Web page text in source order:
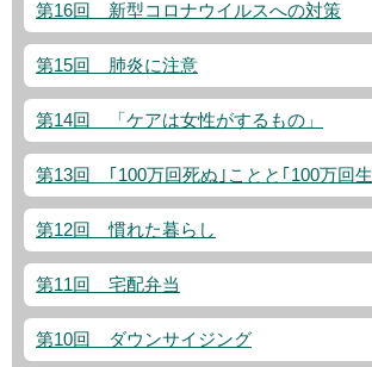
第16回 新型コロナウイルスへの対策
第15回 肺炎に注意
第14回 「ケアは女性がするもの」
第13回 ｢100万回死ぬ｣ことと｢100万回
第12回 慣れた暮らし
第11回 宅配弁当
第10回 ダウンサイジング